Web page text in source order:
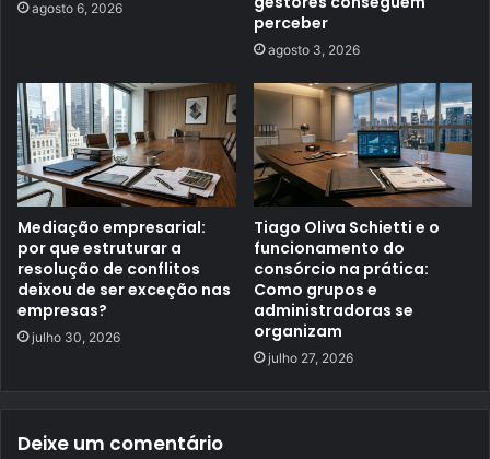
agosto 6, 2026
perceber
agosto 3, 2026
Mediação empresarial:
por que estruturar a
resolução de conflitos
deixou de ser exceção nas
empresas?
julho 30, 2026
Tiago Oliva Schietti e o
funcionamento do
consórcio na prática:
Como grupos e
administradoras se
organizam
julho 27, 2026
Deixe um comentário